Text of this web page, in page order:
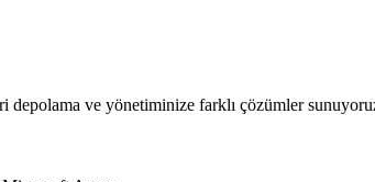
depolama ve yönetiminize farklı çözümler